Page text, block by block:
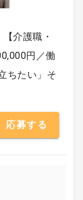
介護職・
円／働
ちたい」そ
応募する